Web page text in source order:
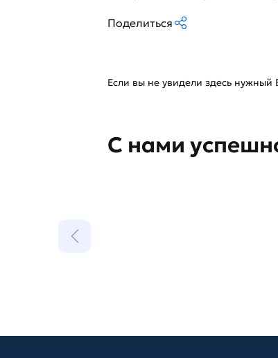
Поделиться
Если вы не увидели здесь нужный
С нами